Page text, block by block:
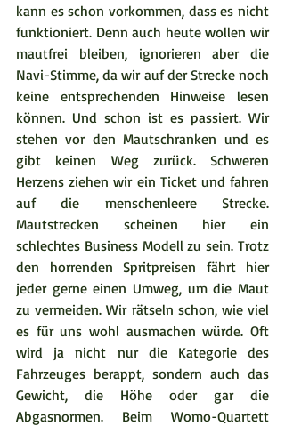
kann es schon vorkommen, dass es nicht
funktioniert. Denn auch heute wollen wir
mautfrei bleiben, ignorieren aber die
Navi-Stimme, da wir auf der Strecke noch
keine entsprechenden Hinweise lesen
können. Und schon ist es passiert. Wir
stehen vor den Mautschranken und es
gibt keinen Weg zurück. Schweren
Herzens ziehen wir ein Ticket und fahren
auf die menschenleere Strecke.
Mautstrecken scheinen hier ein
schlechtes Business Modell zu sein. Trotz
den horrenden Spritpreisen fährt hier
jeder gerne einen Umweg, um die Maut
zu vermeiden. Wir rätseln schon, wie viel
es für uns wohl ausmachen würde. Oft
wird ja nicht nur die Kategorie des
Fahrzeuges berappt, sondern auch das
Gewicht, die Höhe oder gar die
Abgasnormen. Beim Womo-Quartett